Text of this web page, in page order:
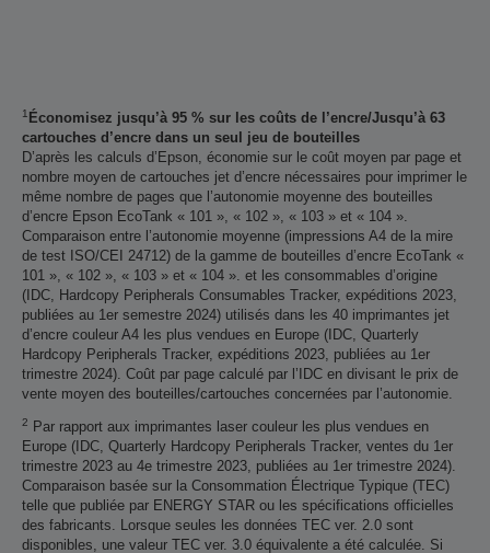
1 Économisez jusqu’à 95 % sur les coûts de l’encre/Jusqu’à 63
cartouches d’encre dans un seul jeu de bouteilles
D’après les calculs d’Epson, économie sur le coût moyen par page et
nombre moyen de cartouches jet d’encre nécessaires pour imprimer le
même nombre de pages que l’autonomie moyenne des bouteilles
d’encre Epson EcoTank « 101 », « 102 », « 103 » et « 104 ».
Comparaison entre l’autonomie moyenne (impressions A4 de la mire
de test ISO/CEI 24712) de la gamme de bouteilles d’encre EcoTank «
101 », « 102 », « 103 » et « 104 ». et les consommables d’origine
(IDC, Hardcopy Peripherals Consumables Tracker, expéditions 2023,
publiées au 1er semestre 2024) utilisés dans les 40 imprimantes jet
d’encre couleur A4 les plus vendues en Europe (IDC, Quarterly
Hardcopy Peripherals Tracker, expéditions 2023, publiées au 1er
trimestre 2024). Coût par page calculé par l’IDC en divisant le prix de
vente moyen des bouteilles/cartouches concernées par l’autonomie.
2
Par rapport aux imprimantes laser couleur les plus vendues en
Europe (IDC, Quarterly Hardcopy Peripherals Tracker, ventes du 1er
trimestre 2023 au 4e trimestre 2023, publiées au 1er trimestre 2024).
Comparaison basée sur la Consommation Électrique Typique (TEC)
telle que publiée par ENERGY STAR ou les spécifications officielles
des fabricants. Lorsque seules les données TEC ver. 2.0 sont
disponibles, une valeur TEC ver. 3.0 équivalente a été calculée. Si